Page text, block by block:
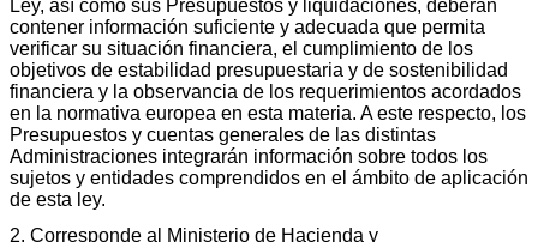
Ley, así como sus Presupuestos y liquidaciones, deberán
contener información suficiente y adecuada que permita
verificar su situación financiera, el cumplimiento de los
objetivos de estabilidad presupuestaria y de sostenibilidad
financiera y la observancia de los requerimientos acordados
en la normativa europea en esta materia. A este respecto, los
Presupuestos y cuentas generales de las distintas
Administraciones integrarán información sobre todos los
sujetos y entidades comprendidos en el ámbito de aplicación
de esta ley.
2. Corresponde al Ministerio de Hacienda y